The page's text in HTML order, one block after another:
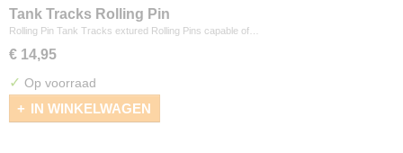
Tank Tracks Rolling Pin
Rolling Pin Tank Tracks extured Rolling Pins capable of…
€ 14,95
✓ Op voorraad
IN WINKELWAGEN